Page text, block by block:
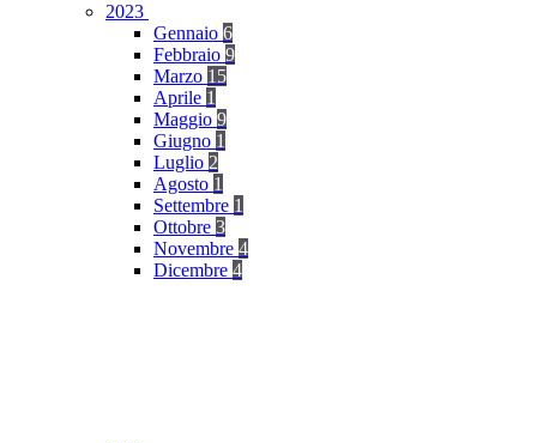
2023
Gennaio 6
Febbraio 9
Marzo 15
Aprile 1
Maggio 9
Giugno 1
Luglio 2
Agosto 1
Settembre 1
Ottobre 3
Novembre 4
Dicembre 4